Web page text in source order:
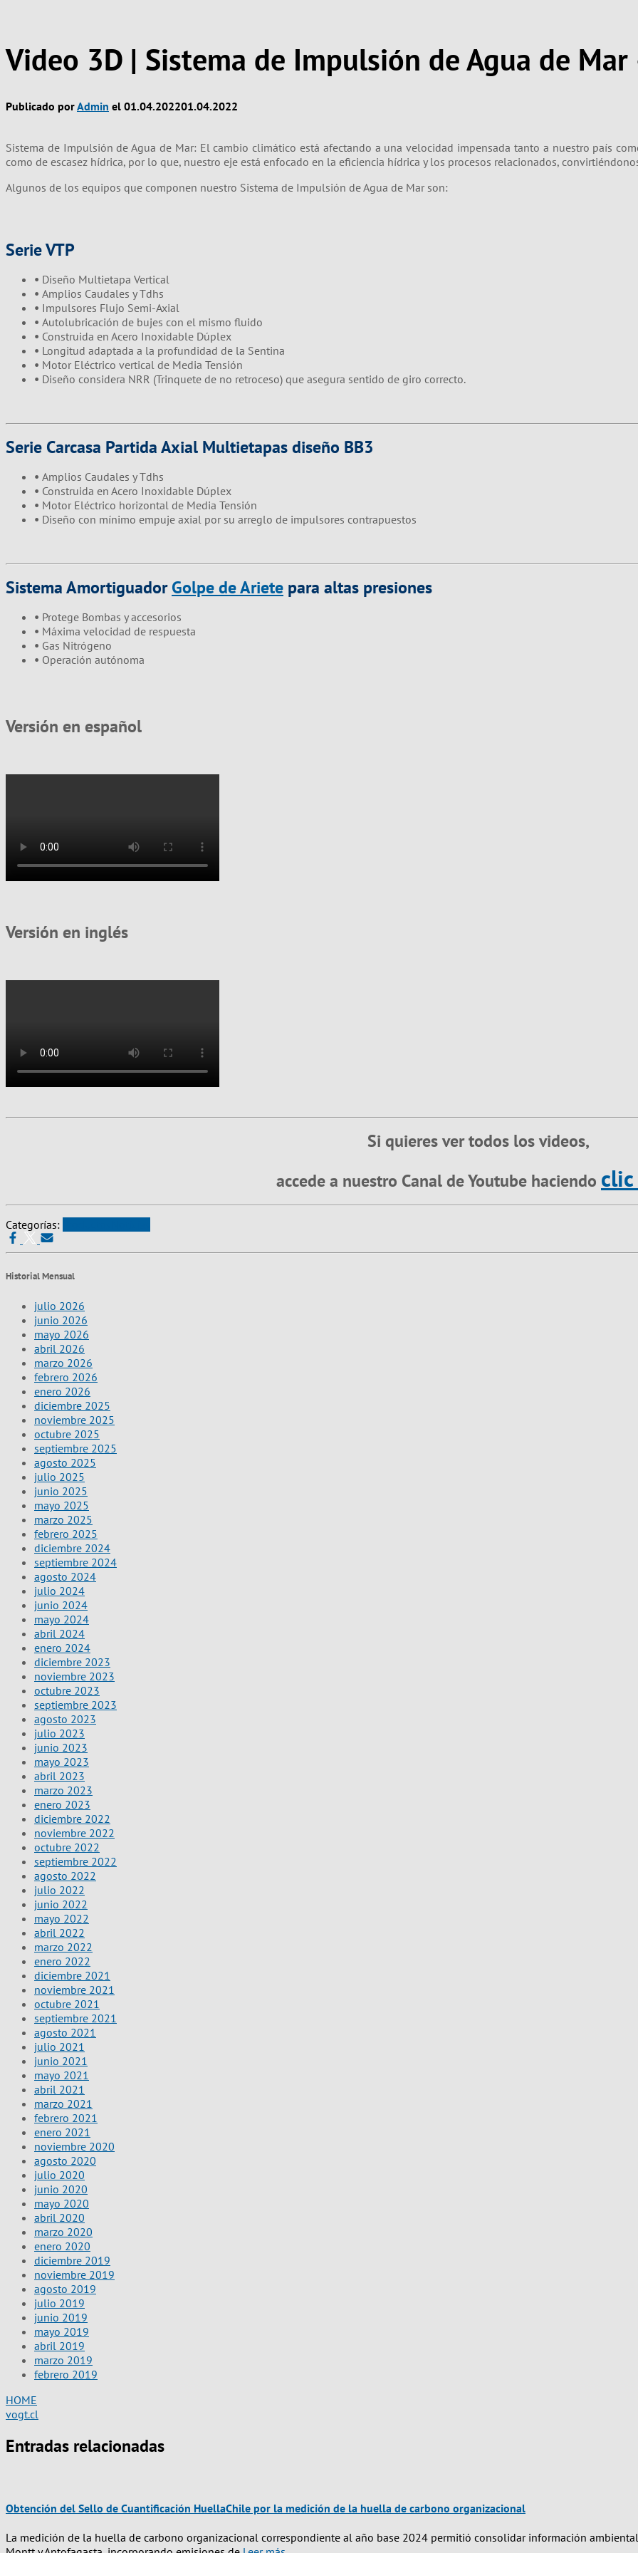
Video 3D | Sistema de Impulsión de Agua de Mar
Publicado porAdmin el 01.04.202201.04.2022
Sistema de Impulsión de Agua de Mar: El cambio climático está afectando a una velocidad impensada tanto a nuestro país
como de escasez hídrica, por lo que, nuestro eje está enfocado en la eficiencia hídrica y los procesos relacionados,
Algunos de los equipos que componen nuestro Sistema de Impulsión de Agua de Mar son:
Serie VTP
• Diseño Multietapa Vertical
• Amplios Caudales y Tdhs
• Impulsores Flujo Semi-Axial
• Autolubricación de bujes con el mismo fluido
• Construida en Acero Inoxidable Dúplex
• Longitud adaptada a la profundidad de la Sentina
• Motor Eléctrico vertical de Media Tensión
• Diseño considera NRR (Trinquete de no retroceso) que asegura sentido de giro correcto.
Serie Carcasa Partida Axial Multietapas diseño BB3
• Amplios Caudales y Tdhs
• Construida en Acero Inoxidable Dúplex
• Motor Eléctrico horizontal de Media Tensión
• Diseño con mínimo empuje axial por su arreglo de impulsores contrapuestos
Sistema AmortiguadorGolpe de Ariete para altas presiones
• Protege Bombas y accesorios
• Máxima velocidad de respuesta
• Gas Nitrógeno
• Operación autónoma
Versión en español
Versión en inglés
Si quieres ver todos los videos,
accede a nuestro Canal de Youtube haciendo
Categorías:
Historial Mensual
julio 2026
junio 2026
mayo 2026
abril 2026
marzo 2026
febrero 2026
enero 2026
diciembre 2025
noviembre 2025
octubre 2025
septiembre 2025
agosto 2025
julio 2025
junio 2025
mayo 2025
marzo 2025
febrero 2025
diciembre 2024
septiembre 2024
agosto 2024
julio 2024
junio 2024
mayo 2024
abril 2024
enero 2024
diciembre 2023
noviembre 2023
octubre 2023
septiembre 2023
agosto 2023
julio 2023
junio 2023
mayo 2023
abril 2023
marzo 2023
enero 2023
diciembre 2022
noviembre 2022
octubre 2022
septiembre 2022
agosto 2022
julio 2022
junio 2022
mayo 2022
abril 2022
marzo 2022
enero 2022
diciembre 2021
noviembre 2021
octubre 2021
septiembre 2021
agosto 2021
julio 2021
junio 2021
mayo 2021
abril 2021
marzo 2021
febrero 2021
enero 2021
noviembre 2020
agosto 2020
julio 2020
junio 2020
mayo 2020
abril 2020
marzo 2020
enero 2020
diciembre 2019
noviembre 2019
agosto 2019
julio 2019
junio 2019
mayo 2019
abril 2019
marzo 2019
febrero 2019
HOME
vogt.cl
Entradas relacionadas
Obtención del Sello de Cuantificación HuellaChile por la medición de la huella de carbono organizacional
La medición de la huella de carbono organizacional correspondiente al año base 2024 permitió consolidar información